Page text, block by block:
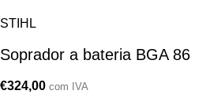
STIHL
Soprador a bateria BGA 86
€324,00 com IVA